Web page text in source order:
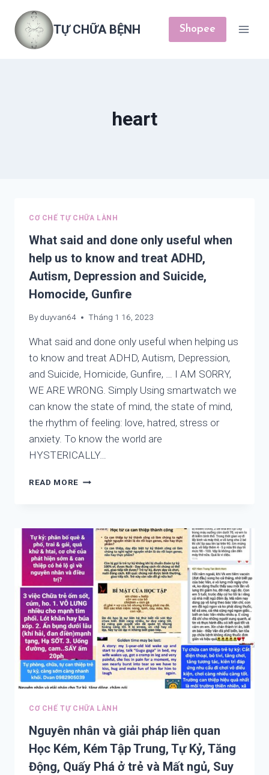
content
TỰ CHỮA BỆNH Shopee
heart
CƠ CHẾ TỰ CHỮA LÀNH
What said and done only useful when
help us to know and treat ADHD,
Autism, Depression and Suicide,
Homocide, Gunfire
By duyvan64 Tháng 1 16, 2023
What said and done only useful when helping us
to know and treat ADHD, Autism, Depression,
and Suicide, Homicide, Gunfire, … I AM SORRY,
WE ARE WRONG. Simply Using smartwatch we
can know the state of mind, the state of mind,
the rhythm of feeling: love, hatred, stress or
anxiety. To know the world are
HYSTERICALLY…
READ MORE WHAT
ONLY
USEFUL
WHEN
HELP
TO
KNOW
AND
TREAT
ADHD,
AUTISM,
DEPRESSION
AND
HOMOCIDE,
CƠ CHẾ TỰ CHỮA LÀNH
Nguyên nhân và giải pháp liên quan
Học Kém, Kém Tập Trung, Tự Kỷ, Tăng
Động, Quấy Phá ở trẻ và Mất ngủ, Suy